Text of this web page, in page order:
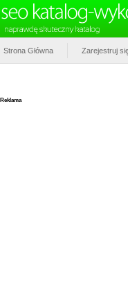
Strona Główna Zarejestruj
Reklama